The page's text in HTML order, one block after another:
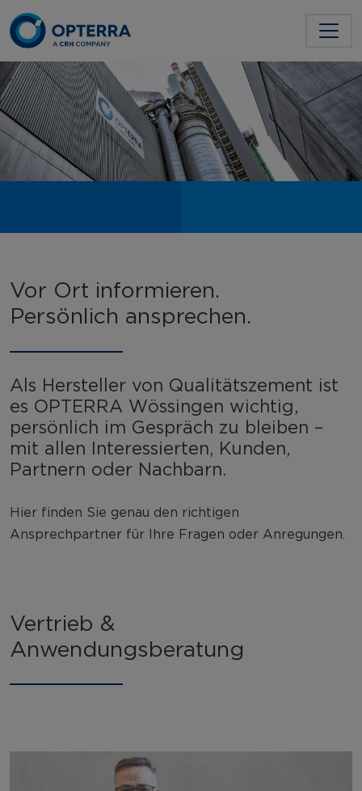
Vor Ort informieren.
Persönlich ansprechen.
Als Hersteller von Qualitätszement ist
es OPTERRA Wössingen wichtig,
persönlich im Gespräch zu bleiben –
mit allen Interessierten, Kunden,
Partnern oder Nachbarn.
Hier finden Sie genau den richtigen
Ansprechpartner für Ihre Fragen oder Anregungen.
Vertrieb &
Anwendungsberatung